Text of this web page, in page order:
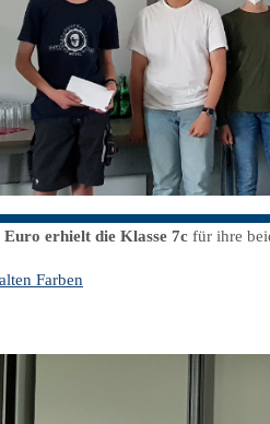
erhielt die Klasse 7c für ihre
Farben